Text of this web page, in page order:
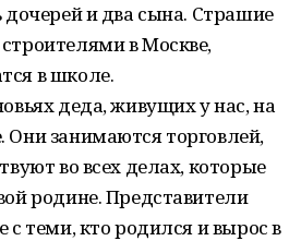
дочерей и два сына. Страшие
в Москве,
в школе.
деда, живущих у нас, на
Они занимаются торговлей,
во всех делах, которые
родине. Представители
с теми, кто родился и вырос в